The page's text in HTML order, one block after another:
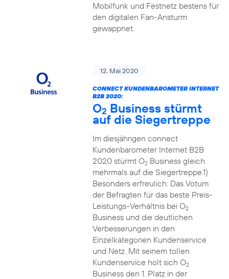
Mobilfunk und Festnetz bestens für
den digitalen Fan-Ansturm
gewappnet.
12. Mai 2020
CONNECT KUNDENBAROMETER INTERNET
B2B 2020:
O2 Business stürmt
auf die Siegertreppe
Im diesjährigen connect
Kundenbarometer Internet B2B
2020 stürmt O2Business gleich
mehrmals auf die Siegertreppe.1)
Besonders erfreulich: Das Votum
der Befragten für das beste Preis-
Leistungs-Verhältnis bei O2
Business und die deutlichen
Verbesserungen in den
Einzelkategorien Kundenservice
und Netz. Mit seinem tollen
Kundenservice holt sich O2
Business den 1. Platz in der